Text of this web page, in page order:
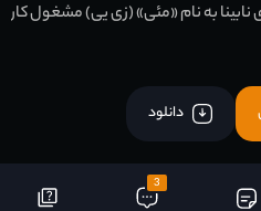
نابینا به نام «مئی» (زی یی) مشغول کار
دانلود
3